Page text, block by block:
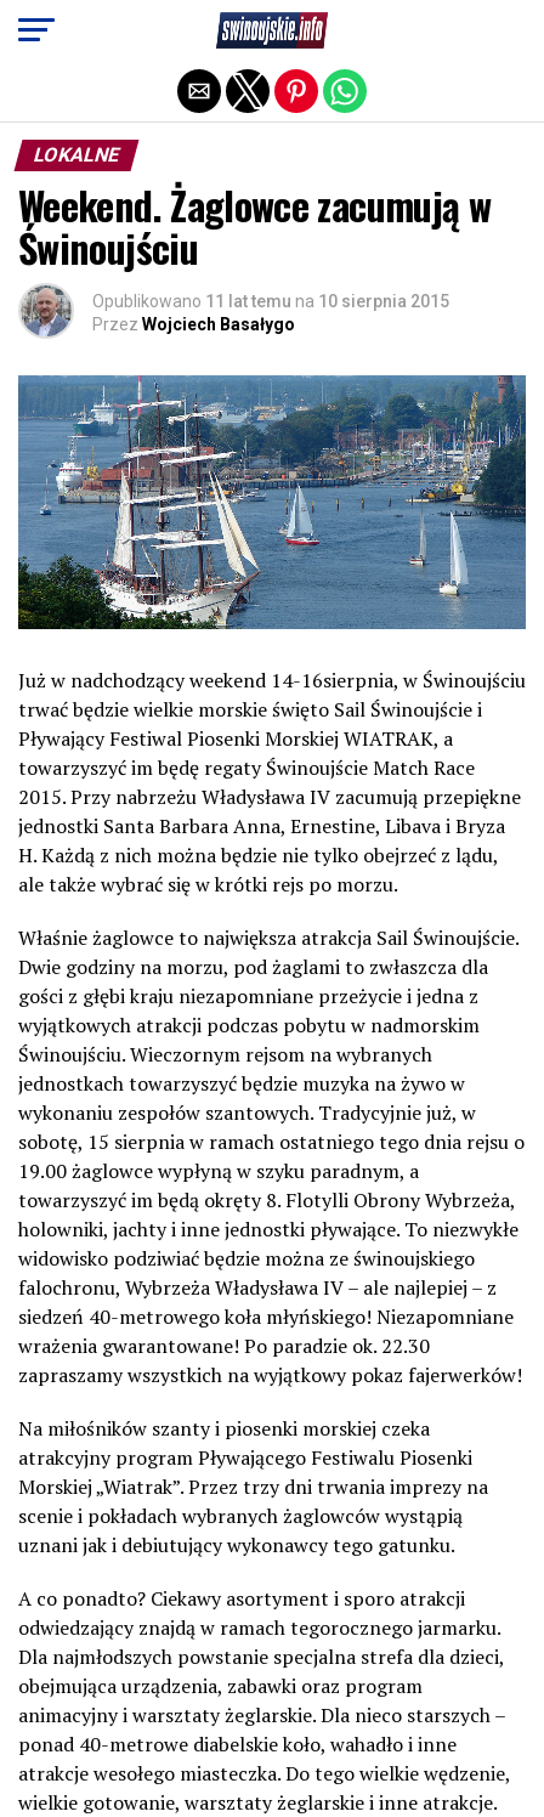
LOKALNE
Weekend. Żaglowce zacumują w
Świnoujściu
Opublikowano 11 lat temu na 10 sierpnia 2015
Przez Wojciech Basałygo
Już w nadchodzący weekend 14-16sierpnia, w Świnoujściu
trwać będzie wielkie morskie święto Sail Świnoujście i
Pływający Festiwal Piosenki Morskiej WIATRAK, a
towarzyszyć im będę regaty Świnoujście Match Race
2015. Przy nabrzeżu Władysława IV zacumują przepiękne
jednostki Santa Barbara Anna, Ernestine, Libava i Bryza
H. Każdą z nich można będzie nie tylko obejrzeć z lądu,
ale także wybrać się w krótki rejs po morzu.
Właśnie żaglowce to największa atrakcja Sail Świnoujście.
Dwie godziny na morzu, pod żaglami to zwłaszcza dla
gości z głębi kraju niezapomniane przeżycie i jedna z
wyjątkowych atrakcji podczas pobytu w nadmorskim
Świnoujściu. Wieczornym rejsom na wybranych
jednostkach towarzyszyć będzie muzyka na żywo w
wykonaniu zespołów szantowych. Tradycyjnie już, w
sobotę, 15 sierpnia w ramach ostatniego tego dnia rejsu o
19.00 żaglowce wypłyną w szyku paradnym, a
towarzyszyć im będą okręty 8. Flotylli Obrony Wybrzeża,
holowniki, jachty i inne jednostki pływające. To niezwykłe
widowisko podziwiać będzie można ze świnoujskiego
falochronu, Wybrzeża Władysława IV – ale najlepiej – z
siedzeń 40-metrowego koła młyńskiego! Niezapomniane
wrażenia gwarantowane! Po paradzie ok. 22.30
zapraszamy wszystkich na wyjątkowy pokaz fajerwerków!
Na miłośników szanty i piosenki morskiej czeka
atrakcyjny program Pływającego Festiwalu Piosenki
Morskiej „Wiatrak”. Przez trzy dni trwania imprezy na
scenie i pokładach wybranych żaglowców wystąpią
uznani jak i debiutujący wykonawcy tego gatunku.
A co ponadto? Ciekawy asortyment i sporo atrakcji
odwiedzający znajdą w ramach tegorocznego jarmarku.
Dla najmłodszych powstanie specjalna strefa dla dzieci,
obejmująca urządzenia, zabawki oraz program
animacyjny i warsztaty żeglarskie. Dla nieco starszych –
ponad 40-metrowe diabelskie koło, wahadło i inne
atrakcje wesołego miasteczka. Do tego wielkie wędzenie,
wielkie gotowanie, warsztaty żeglarskie i inne atrakcje.
Exit mobile version